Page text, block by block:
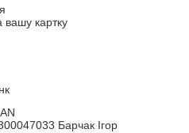
вашу картку
Барчак Ігор